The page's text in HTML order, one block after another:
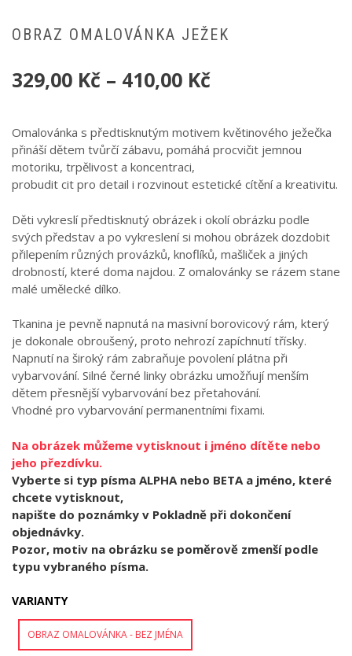
OBRAZ OMALOVÁNKA JEŽEK
329,00 Kč – 410,00 Kč
Omalovánka s předtisknutým motivem květinového ježečka
přináší dětem tvůrčí zábavu, pomáhá procvičit jemnou
motoriku, trpělivost a koncentraci,
probudit cit pro detail i rozvinout estetické cítění a kreativitu.
Děti vykreslí předtisknutý obrázek i okolí obrázku podle
svých představ a po vykreslení si mohou obrázek dozdobit
přilepením různých provázků, knoflíků, mašliček a jiných
drobností, které doma najdou. Z omalovánky se rázem stane
malé umělecké dílko.
Tkanina je pevně napnutá na masivní borovicový rám, který
je dokonale obroušený, proto nehrozí zapíchnutí třísky.
Napnutí na široký rám zabraňuje povolení plátna při
vybarvování. Silné černé linky obrázku umožňují menším
dětem přesnější vybarvování bez přetahování.
Vhodné pro vybarvování permanentními fixami.
Na obrázek můžeme vytisknout i jméno dítěte nebo
jeho přezdívku.
Vyberte si typ písma ALPHA nebo BETA a jméno, které
chcete vytisknout,
napište do poznámky v Pokladně při dokončení
objednávky.
Pozor, motiv na obrázku se poměrově zmenší podle
typu vybraného písma.
VARIANTY
OBRAZ OMALOVÁNKA - BEZ JMÉNA